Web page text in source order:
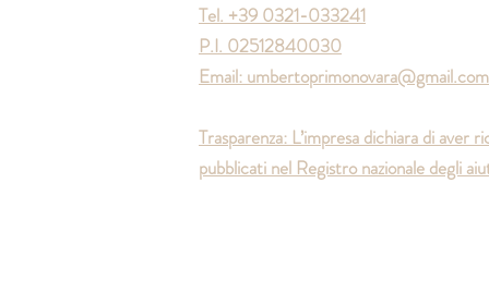
Tel. +39 0321-033241
P.I. 02512840030
Email: umbertoprimonovara@gmail.com
Trasparenza: L’impresa dichiara di aver
pubblicati nel Registro nazionale degli